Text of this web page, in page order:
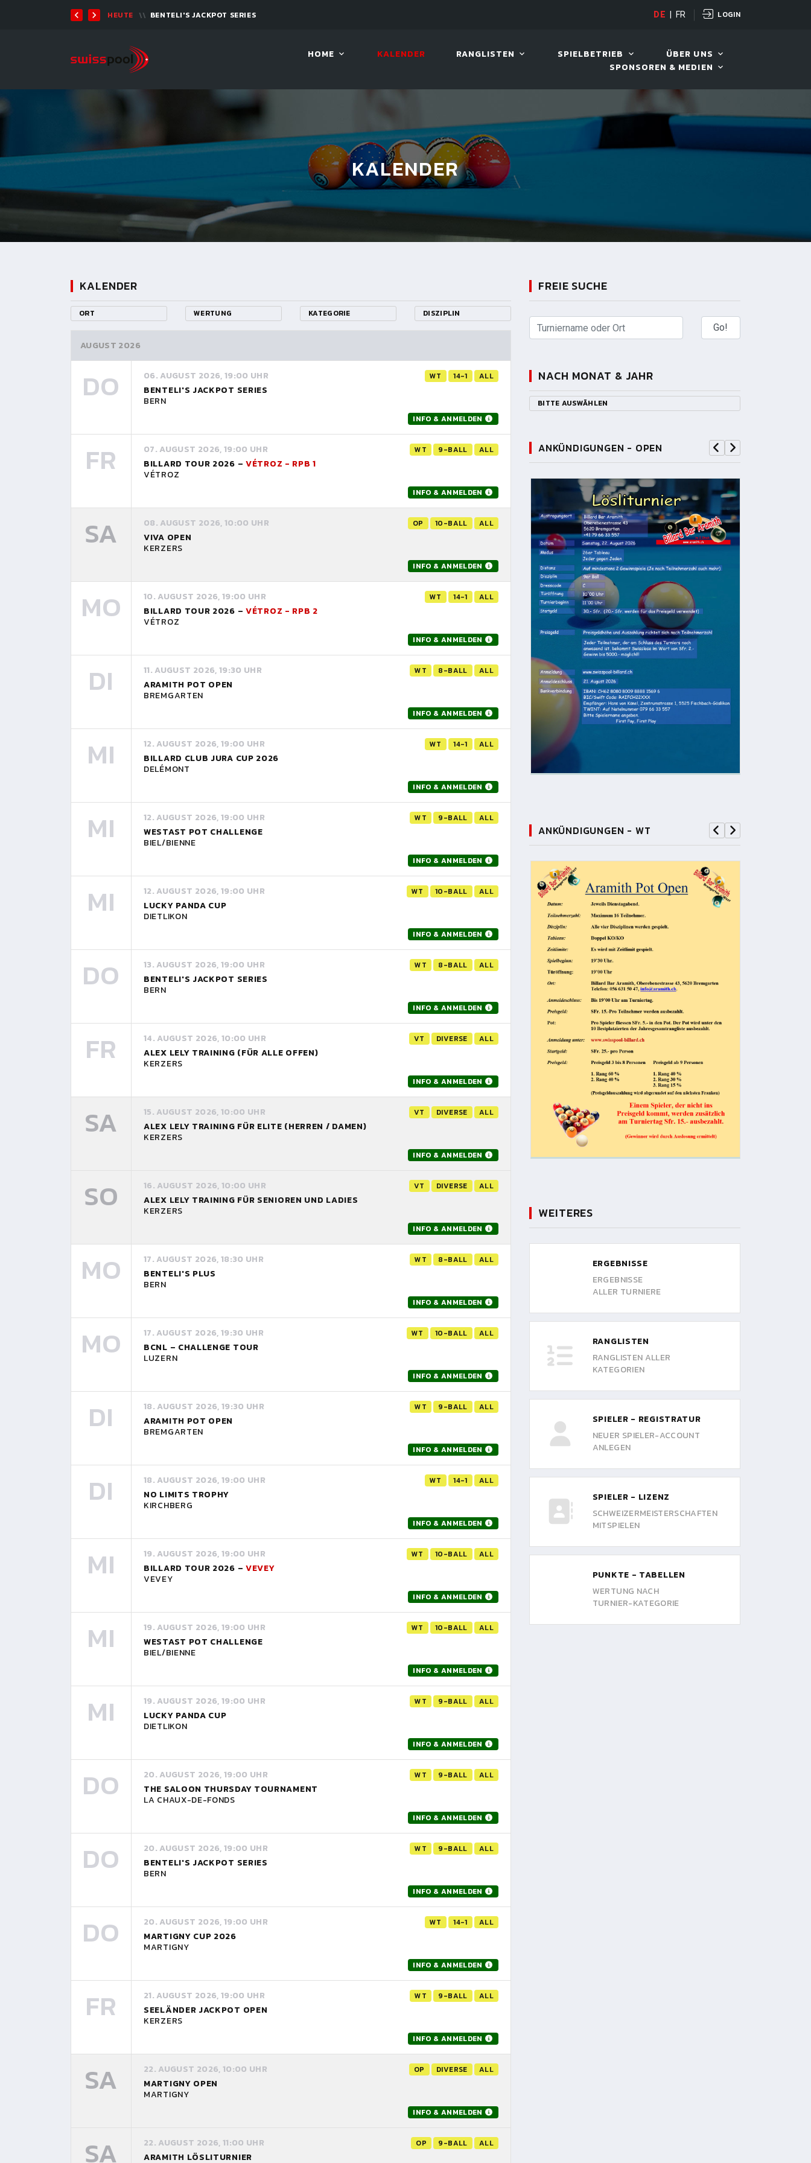
07. AUG. 2026, 19:00 BILLARD TOUR 2026 10. AUG. 2026, 19:00
DE FR LOGIN
HOME KALENDER RANGLISTEN SPIELBETRIEB
ÜBER UNS
SPONSOREN & MEDIEN
KALENDER
KALENDER
ORT WERTUNG KATEGORIE DISZIPLIN
AUGUST 2026
DO 06. AUGUST 2026, 19:00 UHR WT 14-1 ALL
BENTELI'S JACKPOT SERIES
BERN
INFO & ANMELDEN
FR 07. AUGUST 2026, 19:00 UHR WT 9-BALL ALL
BILLARD TOUR 2026 – VÉTROZ - RPB 1
VÉTROZ
INFO & ANMELDEN
SA 08. AUGUST 2026, 10:00 UHR OP 10-BALL ALL
VIVA OPEN
KERZERS
INFO & ANMELDEN
MO 10. AUGUST 2026, 19:00 UHR WT 14-1 ALL
BILLARD TOUR 2026 – VÉTROZ - RPB 2
VÉTROZ
INFO & ANMELDEN
DI 11. AUGUST 2026, 19:30 UHR WT 8-BALL ALL
ARAMITH POT OPEN
BREMGARTEN
INFO & ANMELDEN
MI 12. AUGUST 2026, 19:00 UHR WT 14-1 ALL
BILLARD CLUB JURA CUP 2026
DELÉMONT
INFO & ANMELDEN
MI 12. AUGUST 2026, 19:00 UHR WT 9-BALL ALL
WESTAST POT CHALLENGE
BIEL/BIENNE
INFO & ANMELDEN
MI 12. AUGUST 2026, 19:00 UHR WT 10-BALL ALL
LUCKY PANDA CUP
DIETLIKON
INFO & ANMELDEN
DO 13. AUGUST 2026, 19:00 UHR WT 8-BALL ALL
BENTELI'S JACKPOT SERIES
BERN
INFO & ANMELDEN
FR 14. AUGUST 2026, 10:00 UHR VT DIVERSE ALL
ALEX LELY TRAINING (FÜR ALLE OFFEN)
KERZERS
INFO & ANMELDEN
SA 15. AUGUST 2026, 10:00 UHR VT DIVERSE ALL
ALEX LELY TRAINING FÜR ELITE (HERREN / DAMEN)
KERZERS
INFO & ANMELDEN
SO 16. AUGUST 2026, 10:00 UHR VT DIVERSE ALL
ALEX LELY TRAINING FÜR SENIOREN UND LADIES
KERZERS
INFO & ANMELDEN
MO 17. AUGUST 2026, 18:30 UHR WT 8-BALL ALL
BENTELI'S PLUS
BERN
INFO & ANMELDEN
MO 17. AUGUST 2026, 19:30 UHR WT 10-BALL ALL
BCNL – CHALLENGE TOUR
LUZERN
INFO & ANMELDEN
DI 18. AUGUST 2026, 19:30 UHR WT 9-BALL ALL
ARAMITH POT OPEN
BREMGARTEN
INFO & ANMELDEN
DI 18. AUGUST 2026, 19:00 UHR WT 14-1 ALL
NO LIMITS TROPHY
KIRCHBERG
INFO & ANMELDEN
MI 19. AUGUST 2026, 19:00 UHR WT 10-BALL ALL
BILLARD TOUR 2026 – VEVEY
VEVEY
INFO & ANMELDEN
MI 19. AUGUST 2026, 19:00 UHR WT 10-BALL ALL
WESTAST POT CHALLENGE
BIEL/BIENNE
INFO & ANMELDEN
MI 19. AUGUST 2026, 19:00 UHR WT 9-BALL ALL
LUCKY PANDA CUP
DIETLIKON
INFO & ANMELDEN
DO 20. AUGUST 2026, 19:00 UHR WT 9-BALL ALL
THE SALOON THURSDAY TOURNAMENT
LA CHAUX-DE-FONDS
INFO & ANMELDEN
DO 20. AUGUST 2026, 19:00 UHR WT 9-BALL ALL
BENTELI'S JACKPOT SERIES
BERN
INFO & ANMELDEN
DO 20. AUGUST 2026, 19:00 UHR WT 14-1 ALL
MARTIGNY CUP 2026
MARTIGNY
INFO & ANMELDEN
FR 21. AUGUST 2026, 19:00 UHR WT 9-BALL ALL
SEELÄNDER JACKPOT OPEN
KERZERS
INFO & ANMELDEN
SA 22. AUGUST 2026, 10:00 UHR OP DIVERSE ALL
MARTIGNY OPEN
MARTIGNY
INFO & ANMELDEN
SA 22. AUGUST 2026, 11:00 UHR OP 9-BALL ALL
ARAMITH LÖSLITURNIER
FREIE SUCHE
NACH MONAT & JAHR
BITTE AUSWÄHLEN
ANKÜNDIGUNGEN - OPEN
ANKÜNDIGUNGEN - WT
WEITERES
ERGEBNISSE
ERGEBNISSE
ALLER TURNIERE
RANGLISTEN
RANGLISTEN ALLER
KATEGORIEN
SPIELER - REGISTRATUR
NEUER SPIELER-ACCOUNT
ANLEGEN
SPIELER - LIZENZ
SCHWEIZERMEISTERSCHAFTEN
MITSPIELEN
PUNKTE - TABELLEN
WERTUNG NACH
TURNIER-KATEGORIE